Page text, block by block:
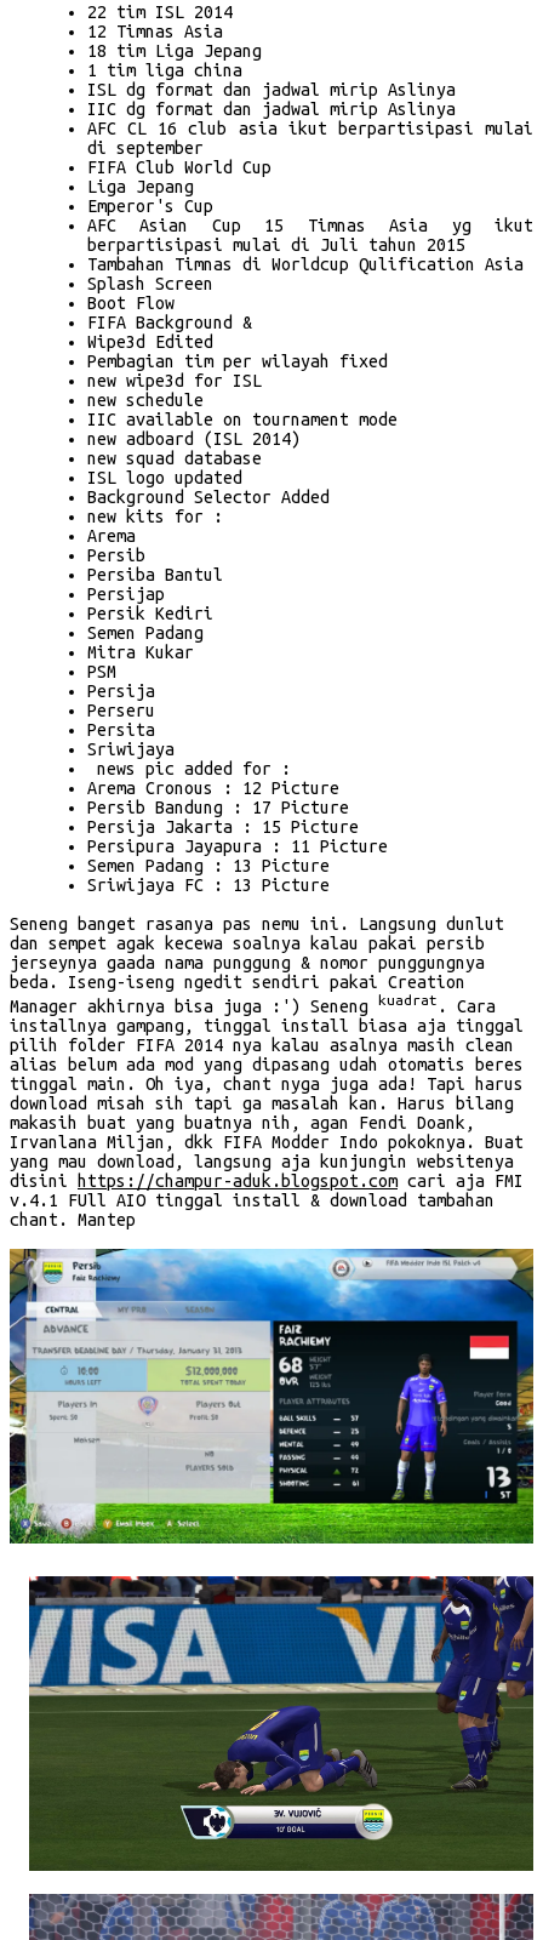
22 tim ISL 2014
12 Timnas Asia
18 tim Liga Jepang
1 tim liga china
ISL dg format dan jadwal mirip Aslinya
IIC dg format dan jadwal mirip Aslinya
AFC CL 16 club asia ikut berpartisipasi mulai
di september
FIFA Club World Cup
Liga Jepang
Emperor's Cup
AFC Asian Cup 15 Timnas Asia yg ikut
berpartisipasi mulai di Juli tahun 2015
Tambahan Timnas di Worldcup Qulification Asia
Splash Screen
Boot Flow
FIFA Background &
Wipe3d Edited
Pembagian tim per wilayah fixed
new wipe3d for ISL
new schedule
IIC available on tournament mode
new adboard (ISL 2014)
new squad database
ISL logo updated
Background Selector Added
new kits for :
Arema
Persib
Persiba Bantul
Persijap
Persik Kediri
Semen Padang
Mitra Kukar
PSM
Persija
Perseru
Persita
Sriwijaya
news pic added for :
Arema Cronous : 12 Picture
Persib Bandung : 17 Picture
Persija Jakarta : 15 Picture
Persipura Jayapura : 11 Picture
Semen Padang : 13 Picture
Sriwijaya FC : 13 Picture
Seneng banget rasanya pas nemu ini. Langsung dunlut
dan sempet agak kecewa soalnya kalau pakai persib
jerseynya gaada nama punggung & nomor punggungnya
beda. Iseng-iseng ngedit sendiri pakai Creation
Manager akhirnya bisa juga :') Seneng
kuadrat . Cara
installnya gampang, tinggal install biasa aja tinggal
pilih folder FIFA 2014 nya kalau asalnya masih clean
alias belum ada mod yang dipasang udah otomatis beres
tinggal main. Oh iya, chant nyga juga ada! Tapi harus
download misah sih tapi ga masalah kan. Harus bilang
makasih buat yang buatnya nih, agan Fendi Doank,
Irvanlana Miljan, dkk FIFA Modder Indo pokoknya. Buat
yang mau download, langsung aja kunjungin websitenya
disini
https://champur-aduk.blogspot.com cari aja FMI
v.4.1 FUll AIO tinggal install & download tambahan
chant. Mantep